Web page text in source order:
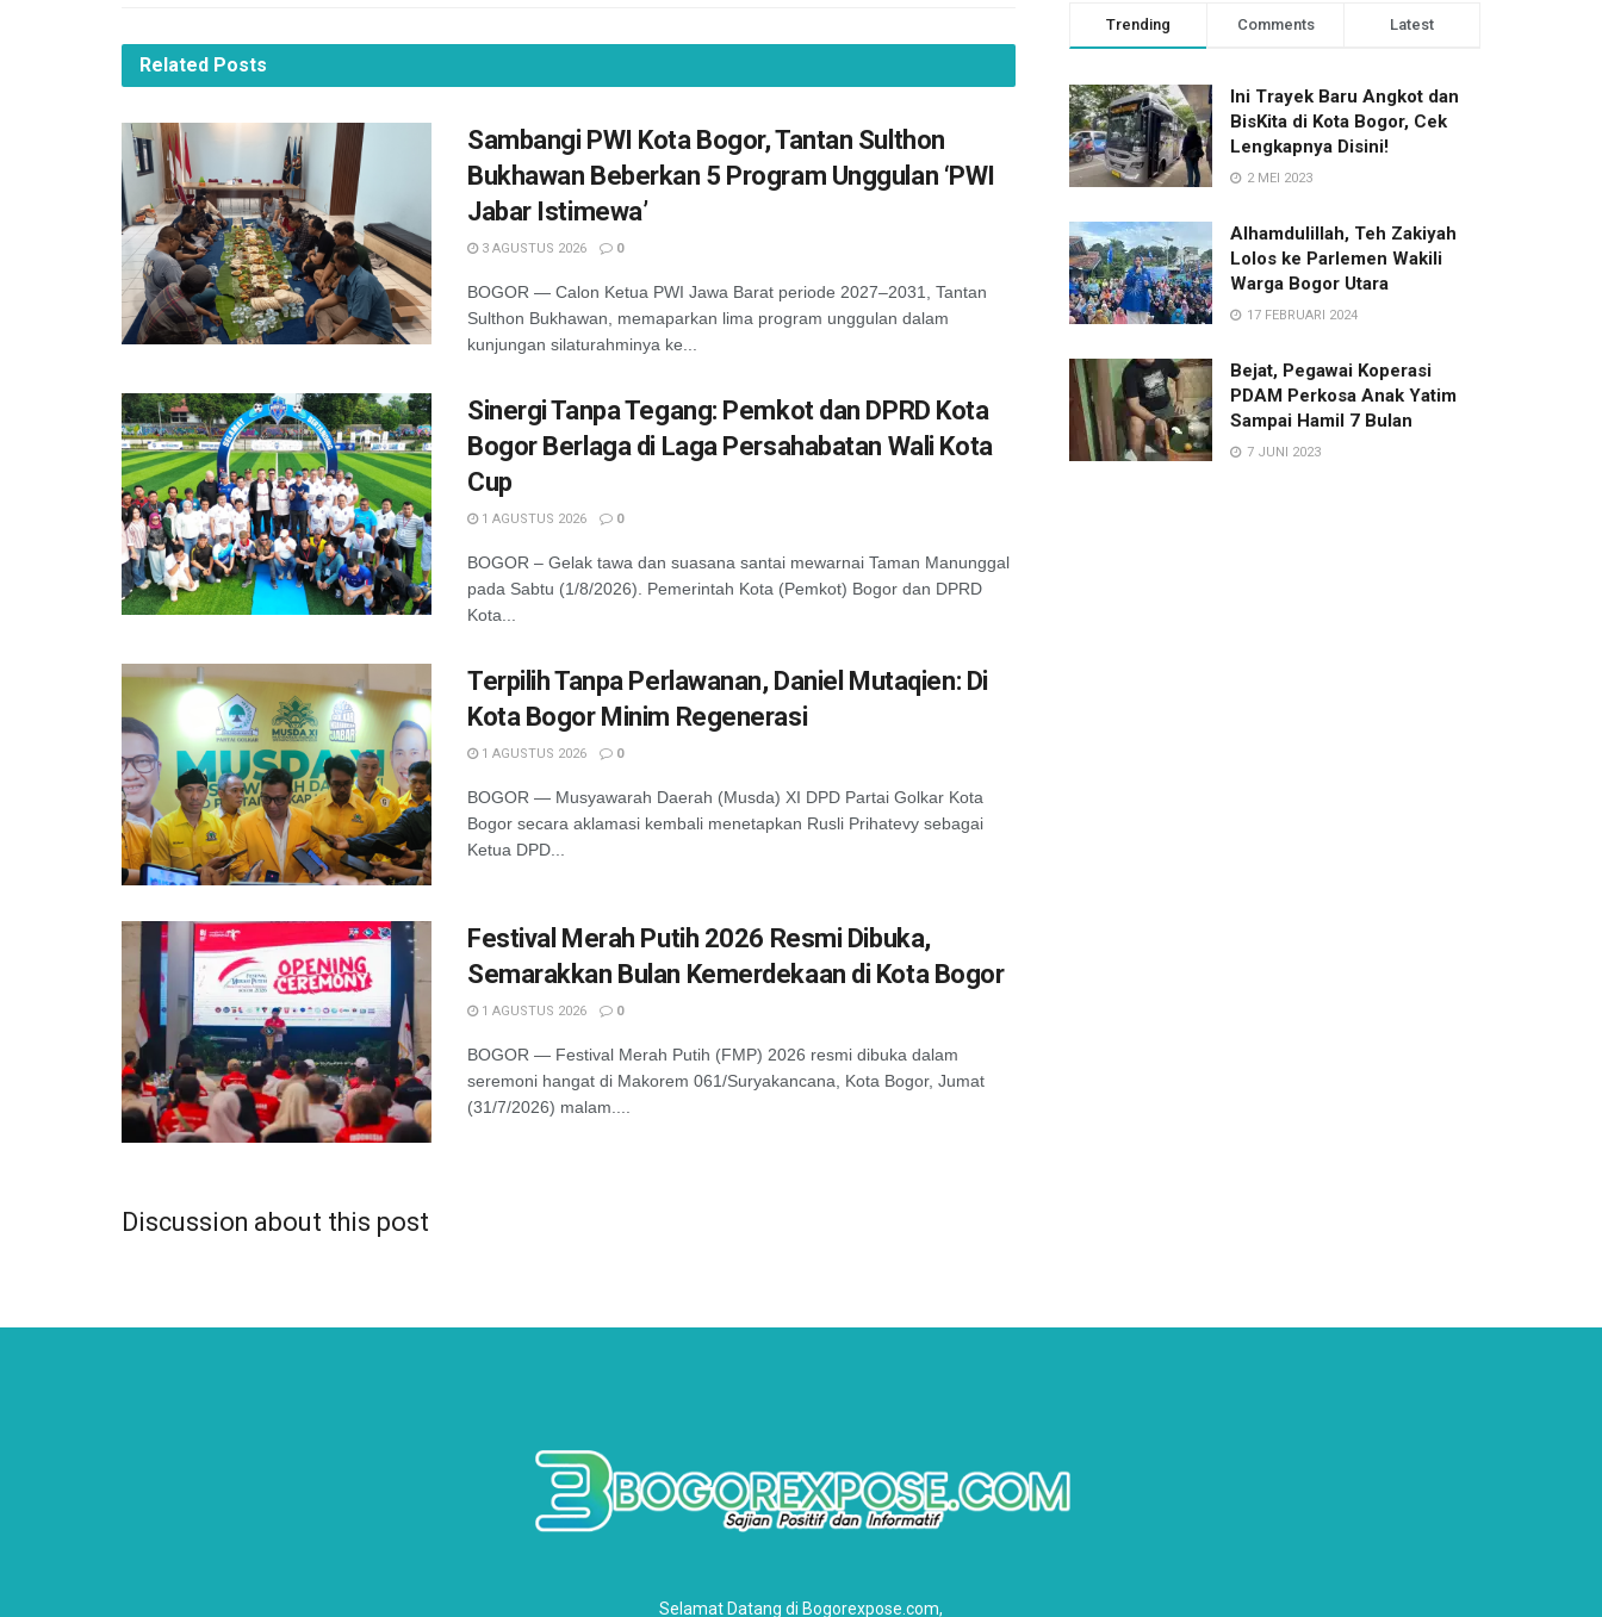
Related Posts
Sambangi PWI Kota Bogor, Tantan Sulthon
Bukhawan Beberkan 5 Program Unggulan ‘PWI
Jabar Istimewa’
3 AGUSTUS 2026 0
BOGOR — Calon Ketua PWI Jawa Barat periode 2027–2031, Tantan
Sulthon Bukhawan, memaparkan lima program unggulan dalam
kunjungan silaturahminya ke...
Sinergi Tanpa Tegang: Pemkot dan DPRD Kota
Bogor Berlaga di Laga Persahabatan Wali Kota
Cup
1 AGUSTUS 2026 0
BOGOR – Gelak tawa dan suasana santai mewarnai Taman Manunggal
pada Sabtu (1/8/2026). Pemerintah Kota (Pemkot) Bogor dan DPRD
Kota...
Terpilih Tanpa Perlawanan, Daniel Mutaqien: Di
Kota Bogor Minim Regenerasi
1 AGUSTUS 2026 0
BOGOR — Musyawarah Daerah (Musda) XI DPD Partai Golkar Kota
Bogor secara aklamasi kembali menetapkan Rusli Prihatevy sebagai
Ketua DPD...
Festival Merah Putih 2026 Resmi Dibuka,
Semarakkan Bulan Kemerdekaan di Kota Bogor
1 AGUSTUS 2026 0
BOGOR — Festival Merah Putih (FMP) 2026 resmi dibuka dalam
seremoni hangat di Makorem 061/Suryakancana, Kota Bogor, Jumat
(31/7/2026) malam....
Discussion about this post
Trending Comments Latest
Ini Trayek Baru Angkot dan
BisKita di Kota Bogor, Cek
Lengkapnya Disini!
2 MEI 2023
Alhamdulillah, Teh Zakiyah
Lolos ke Parlemen Wakili
Warga Bogor Utara
17 FEBRUARI 2024
Bejat, Pegawai Koperasi
PDAM Perkosa Anak Yatim
Sampai Hamil 7 Bulan
7 JUNI 2023
Selamat Datang di Bogorexpose.com,